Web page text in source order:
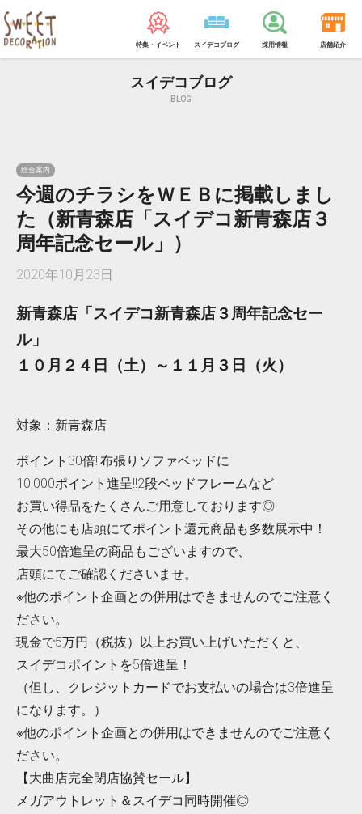
特集・イベント スイデコブログ 採用情報 店舗紹介
スイデコブログ
BLOG
総合案内
今週のチラシをＷＥＢに掲載しまし
た（新青森店「スイデコ新青森店３
周年記念セール」）
2020年10月23日
新青森店「スイデコ新青森店３周年記念セー
ル」
１０月２４日（土）～１１月３日（火）
対象：新青森店
ポイント30倍!!布張りソファベッドに
10,000ポイント進呈!!2段ベッドフレームなど
お買い得品をたくさんご用意しております◎
その他にも店頭にてポイント還元商品も多数展示中！
最大50倍進呈の商品もございますので、
店頭にてご確認くださいませ。
※他のポイント企画との併用はできませんのでご注意く
ださい。
現金で5万円（税抜）以上お買い上げいただくと、
スイデコポイントを5倍進呈！
（但し、クレジットカードでお支払いの場合は3倍進呈
になります。）
※他のポイント企画との併用はできませんのでご注意く
ださい。
【大曲店完全閉店協賛セール】
メガアウトレット＆スイデコ同時開催◎